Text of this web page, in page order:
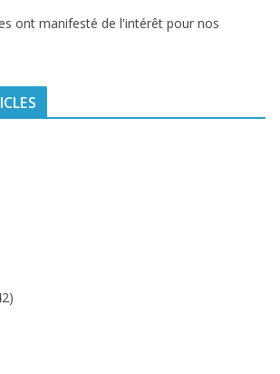
ont manifesté de l'intérêt pour nos